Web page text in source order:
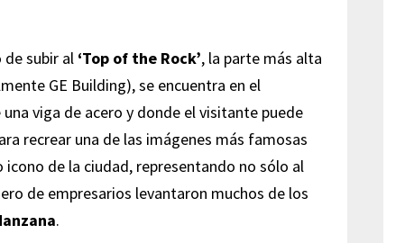
de subir al ‘Top of the Rock’, la parte más alta
GE Building), se encuentra en el
viga de acero y donde el visitante puede
recrear una de las imágenes más famosas
de la ciudad, representando no sólo al
de empresarios levantaron muchos de los
.